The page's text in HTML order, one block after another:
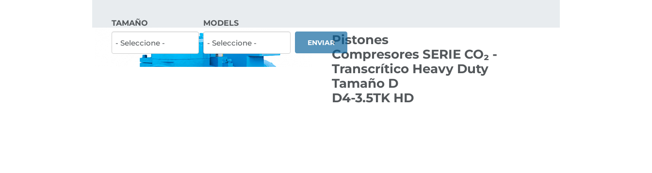
Pistones
Compresores SERIE CO₂ -
Transcrítico Heavy Duty
Tamaño D
D4-3.5TK HD
TAMAÑO MODELS
ENVIAR